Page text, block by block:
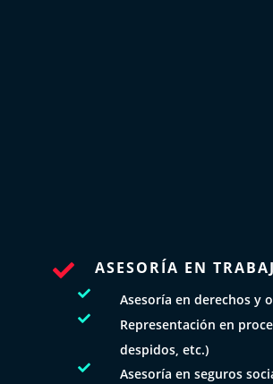
 ASESORÍA EN
 Asesoría en derechos y

Representación en
despidos, etc.)
 Asesoría en seguros